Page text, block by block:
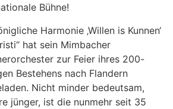
Bühne!
Harmonie ‚Willen is Kunnen‘
hat sein Mimbacher
zur Feier ihres 200-
Bestehens nach Flandern
Nicht minder bedeutsam,
jünger, ist die nunmehr seit 35